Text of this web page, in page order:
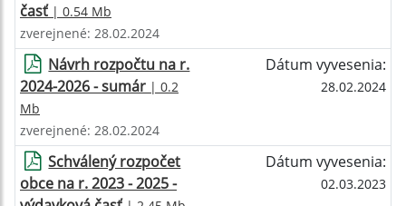
časť| 0.54 Mb
zverejnené: 28.02.2024
Návrh rozpočtu na r.
2024-2026 - sumár | 0.2
Mb
Dátum vyvesenia:
28.02.2024
zverejnené: 28.02.2024
Schválený rozpočet
obce na r. 2023 - 2025 -
Dátum vyvesenia:
02.03.2023